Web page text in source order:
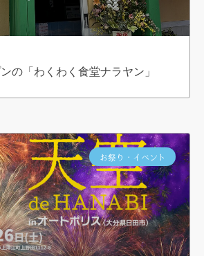
の「わくわく食堂ナラヤン」
お祭り・イベント